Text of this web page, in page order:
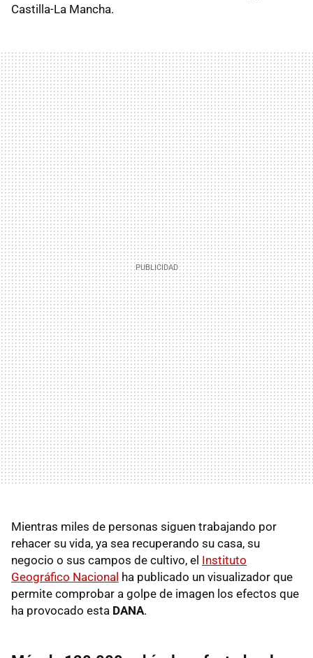
Castilla-La Mancha.
Mientras miles de personas siguen trabajando por
rehacer su vida, ya sea recuperando su casa, su
negocio o sus campos de cultivo, el Instituto
Geográfico Nacional ha publicado un visualizador que
permite comprobar a golpe de imagen los efectos que
ha provocado esta DANA.